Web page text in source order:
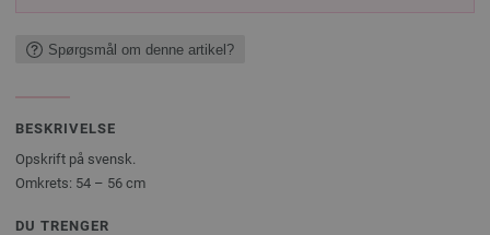
Spørgsmål om denne artikel?
BESKRIVELSE
Opskrift på svensk.
Omkrets: 54 – 56 cm
DU TRENGER